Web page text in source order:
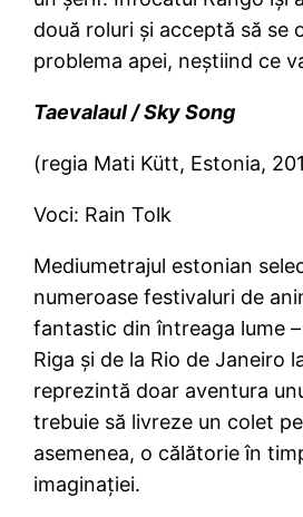
două roluri şi acceptă să se
problema apei, neştiind ce
Taevalaul / Sky Song
(regia Mati Kütt, Estonia,
Voci: Rain Tolk
Mediumetrajul estonian
numeroase festivaluri de
fantastic din întreaga lume
Riga şi de la Rio de Janeiro
reprezintă doar aventura
trebuie să livreze un colet
asemenea, o călătorie în
imaginaţiei.